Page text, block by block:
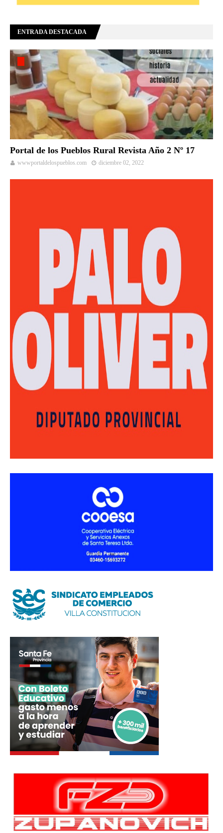
ENTRADA DESTACADA
Portal de los Pueblos Rural Revista Año 2 Nº 17
wwwportaldelospueblos.com diciembre 02, 2022